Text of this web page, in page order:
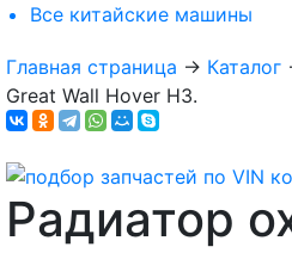
Все китайские машины
Главная страница → Каталог
Great Wall Hover H3.
Радиатор